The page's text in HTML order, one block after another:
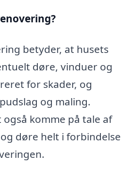
betyder, at husets
døre, vinduer og
for skader, og
og maling.
også komme på tale af
døre helt i forbindelse